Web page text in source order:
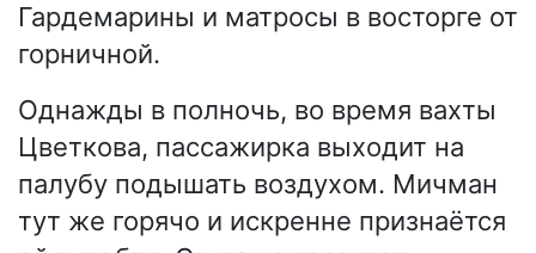
Гардемарины и матросы в восторге от
горничной.
Однажды в полночь, во время вахты
Цветкова, пассажирка выходит на
палубу подышать воздухом. Мичман
тут же горячо и искренне признаётся